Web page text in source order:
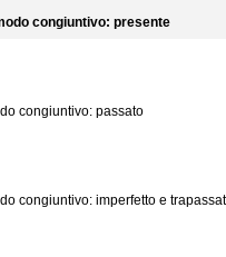
congiuntivo: presente
congiuntivo: passato
congiuntivo: imperfetto e